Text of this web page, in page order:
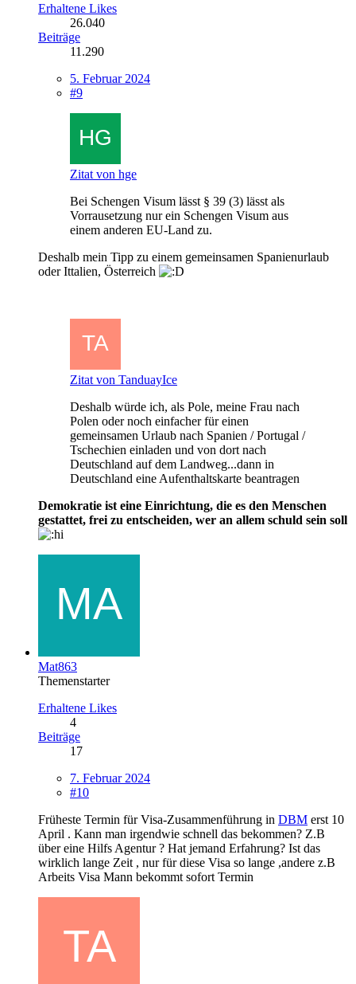
Erhaltene Likes
26.040
Beiträge
11.290
5. Februar 2024
#9
Zitat von hge
Bei Schengen Visum lässt § 39 (3) lässt als
Vorrausetzung nur ein Schengen Visum aus
einem anderen EU-Land zu.
Deshalb mein Tipp zu einem gemeinsamen Spanienurlaub
oder Ittalien, Österreich
Zitat von TanduayIce
Deshalb würde ich, als Pole, meine Frau nach
Polen oder noch einfacher für einen
gemeinsamen Urlaub nach Spanien / Portugal /
Tschechien einladen und von dort nach
Deutschland auf dem Landweg...dann in
Deutschland eine Aufenthaltskarte beantragen
Demokratie ist eine Einrichtung, die es den Menschen
gestattet, frei zu entscheiden, wer an allem schuld sein soll
Mat863
Themenstarter
Erhaltene Likes
4
Beiträge
17
7. Februar 2024
#10
Früheste Termin für Visa-Zusammenführung in DBM erst 10
April . Kann man irgendwie schnell das bekommen? Z.B
über eine Hilfs Agentur ? Hat jemand Erfahrung? Ist das
wirklich lange Zeit , nur für diese Visa so lange ,andere z.B
Arbeits Visa Mann bekommt sofort Termin